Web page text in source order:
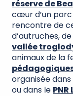
réserve de
cœur d’un
rencontre de
d’autruches,
vallée
animaux de la
organisée dans
ou dans le